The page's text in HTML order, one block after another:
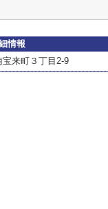
情報
来町３丁目2-9